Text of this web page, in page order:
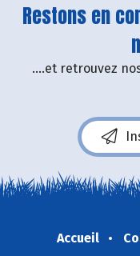
Restons en
....et retrouvez
Accueil